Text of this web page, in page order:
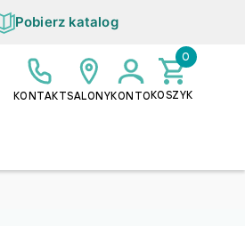
Pobierz katalog
KONTAKTSALONYKONTOKOSZYK
0,00 ZŁ
0